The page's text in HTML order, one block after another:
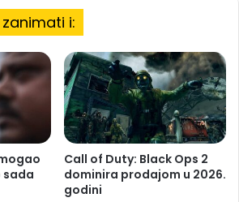
i:
sada
Call of Duty: Black Ops 2
dominira prodajom u 2026.
godini